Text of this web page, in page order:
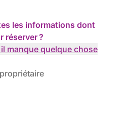
les informations dont
réserver ?
manque quelque chose